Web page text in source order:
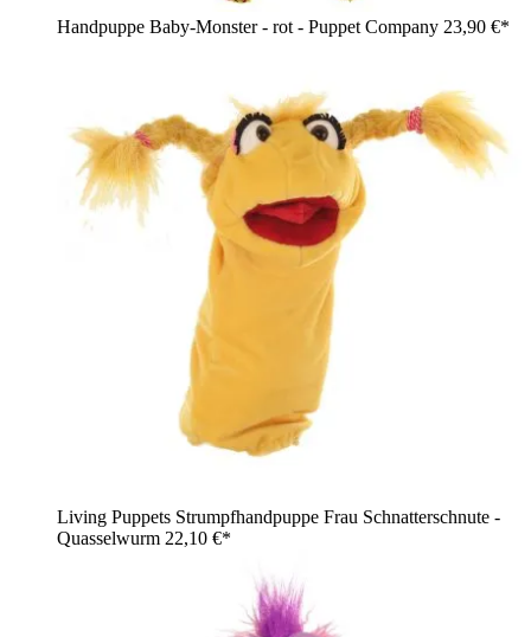
Handpuppe Baby-Monster - rot - Puppet Company 23,90 €*
Living Puppets Strumpfhandpuppe Frau Schnatterschnute -
Quasselwurm 22,10 €*